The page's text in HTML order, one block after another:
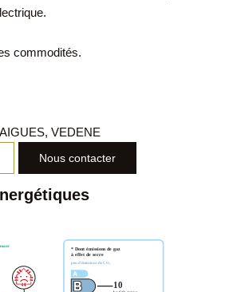
commodités.
VEDENE
Nous contacter